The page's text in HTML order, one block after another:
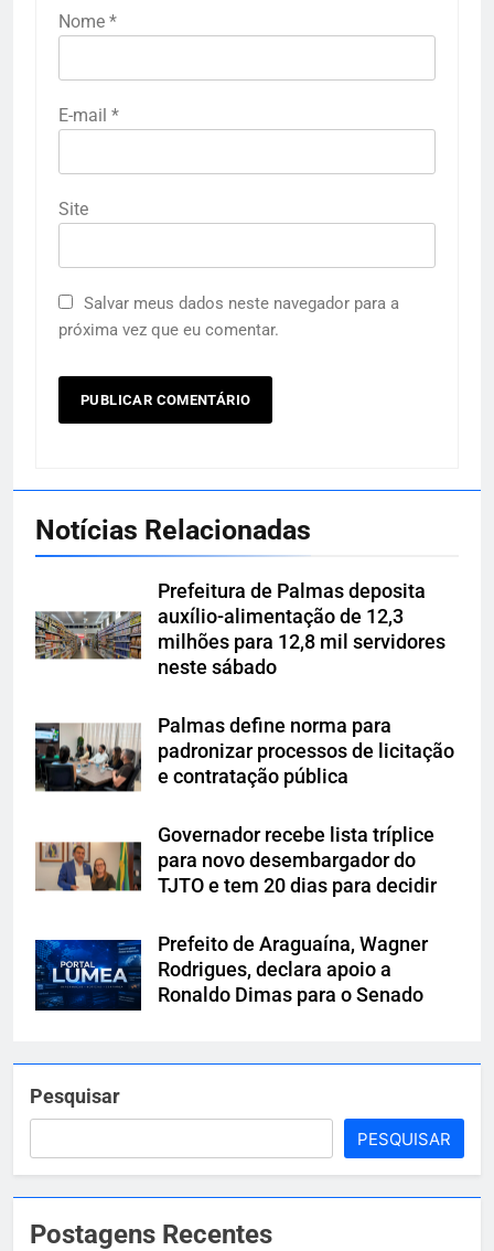
Nome *
E-mail *
Site
Salvar meus dados neste navegador para a
próxima vez que eu comentar.
Notícias Relacionadas
Prefeitura de Palmas deposita
auxílio-alimentação de 12,3
milhões para 12,8 mil servidores
neste sábado
Palmas define norma para
padronizar processos de licitação
e contratação pública
Governador recebe lista tríplice
para novo desembargador do
TJTO e tem 20 dias para decidir
Prefeito de Araguaína, Wagner
Rodrigues, declara apoio a
Ronaldo Dimas para o Senado
Pesquisar
PESQUISAR
Postagens Recentes